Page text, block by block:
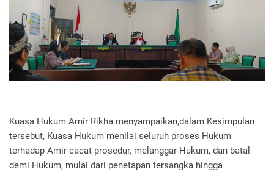
Kuasa Hukum Amir Rikha menyampaikan,dalam Kesimpulan
tersebut, Kuasa Hukum menilai seluruh proses Hukum
terhadap Amir cacat prosedur, melanggar Hukum, dan batal
demi Hukum, mulai dari penetapan tersangka hingga